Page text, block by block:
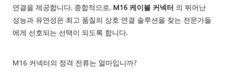
연결을 제공합니다. 종합적으로, M16 케이블 커넥터 의 뛰어난
성능과 유연성은 최고 품질의 상호 연결 솔루션을 찾는 전문가들
에게 선호되는 선택이 되도록 합니다.
M16 커넥터의 정격 전류는 얼마입니까?